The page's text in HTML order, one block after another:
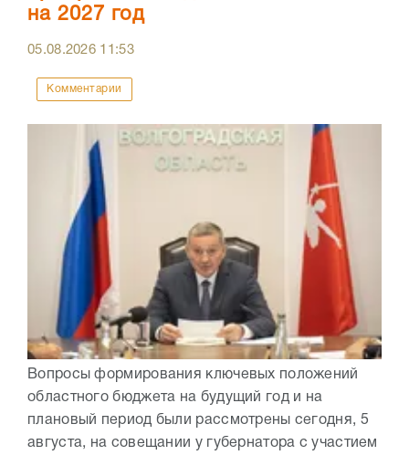
на 2027 год
05.08.2026 11:53
Комментарии
Вопросы формирования ключевых положений
областного бюджета на будущий год и на
плановый период были рассмотрены сегодня, 5
августа, на совещании у губернатора с участием